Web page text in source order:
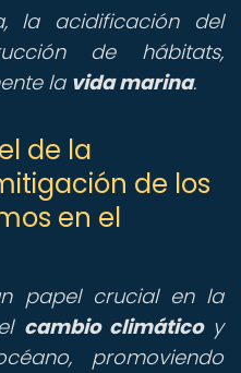
la acidificación del
de hábitats,
la vida marina.
de la
de los
en el
papel crucial en la
cambio climáticoy
promoviendo